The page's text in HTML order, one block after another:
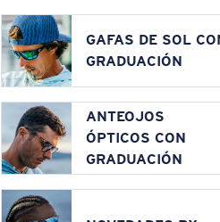
GAFAS DE SOL
GRADUACIÓN
ANTEOJOS
ÓPTICOS CON
GRADUACIÓN